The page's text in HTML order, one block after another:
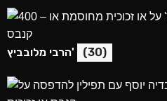
הרבי מלובביץ' (30)